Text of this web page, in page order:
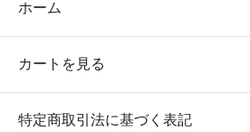
ホーム
カートを見る
特定商取引法に基づく表記